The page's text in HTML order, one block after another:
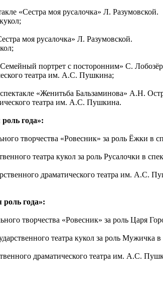
«Сестра моя русалочка» Л. Разумовской.
моя русалочка» Л. Разумовской.
портрет с посторонним» С.
театра им. А.С. Пушкина;
«Женитьба Бальзаминова» А.Н.
театра им. А.С. Пушкина.
года»:
творчества «Ровесник» за роль Ёжки в
театра кукол за роль Русалочки в
драматического театра им.
года»:
творчества «Ровесник» за роль Царя
театра кукол за роль
драматического театра им. А.С.